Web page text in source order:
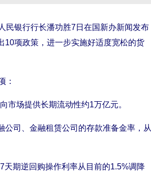
银行行长潘功胜7日在国新办新闻发布
10项政策，进一步实施好适度宽松的货
：
场提供长期流动性约1万亿元。
司、金融租赁公司的存款准备金率，从
期逆回购操作利率从目前的1.5%调降